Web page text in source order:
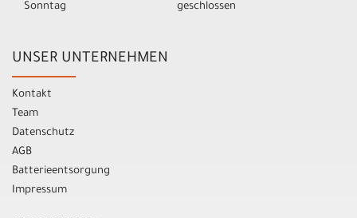
Sonntag
geschlossen
UNSER UNTERNEHMEN
Kontakt
Team
Datenschutz
AGB
Batterieentsorgung
Impressum